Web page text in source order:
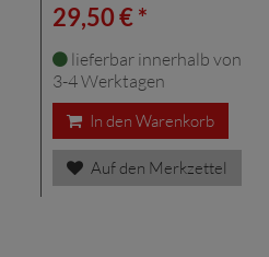
29,50 € *
lieferbar innerhalb von
3-4 Werktagen
In den Warenkorb
Auf den Merkzettel